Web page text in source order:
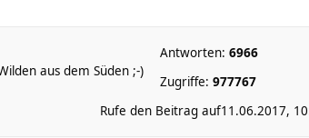
aus dem Süden ;-)
Antworten: 6966
Zugriffe: 977767
11.06.2017,
Rufe den Beitrag auf